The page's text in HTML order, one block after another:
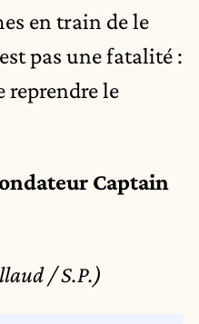
en train de le
pas une fatalité :
reprendre le
Captain
/ S.P.)